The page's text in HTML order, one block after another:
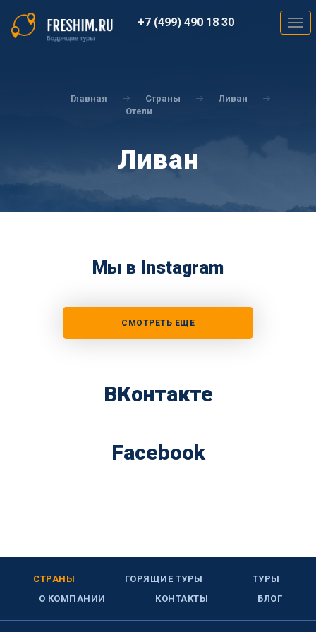
основному
содержанию
+7 (499) 490 18 30
Главная Страны
Ливан
Отели
Ливан
Мы в Instagram
СМОТРЕТЬ ЕЩЕ
ВКонтакте
Facebook
СТРАНЫ ГОРЯЩИЕ ТУРЫ
ТУРЫ
О КОМПАНИИ
КОНТАКТЫ БЛОГ